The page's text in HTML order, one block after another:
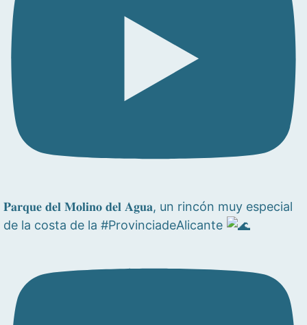
𝐏𝐚𝐫𝐪𝐮𝐞 𝐝𝐞𝐥 𝐌𝐨𝐥𝐢𝐧𝐨 𝐝𝐞𝐥 𝐀𝐠𝐮𝐚, un rincón muy especial
de la costa de la #ProvinciadeAlicante